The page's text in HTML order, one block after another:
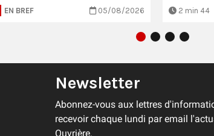
EN BREF 05/08/2026 2 min 44
Newsletter
Abonnez-vous aux lettres
recevoir chaque lundi par email
Ouvrière.